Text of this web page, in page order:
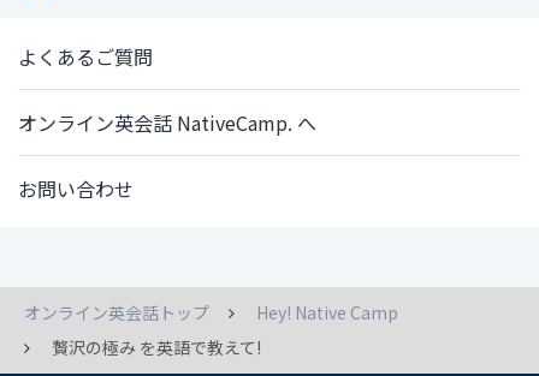
よくあるご質問
オンライン英会話 NativeCamp. へ
お問い合わせ
オンライン英会話トップ
Hey! Native Camp
贅沢の極み を英語で教えて!